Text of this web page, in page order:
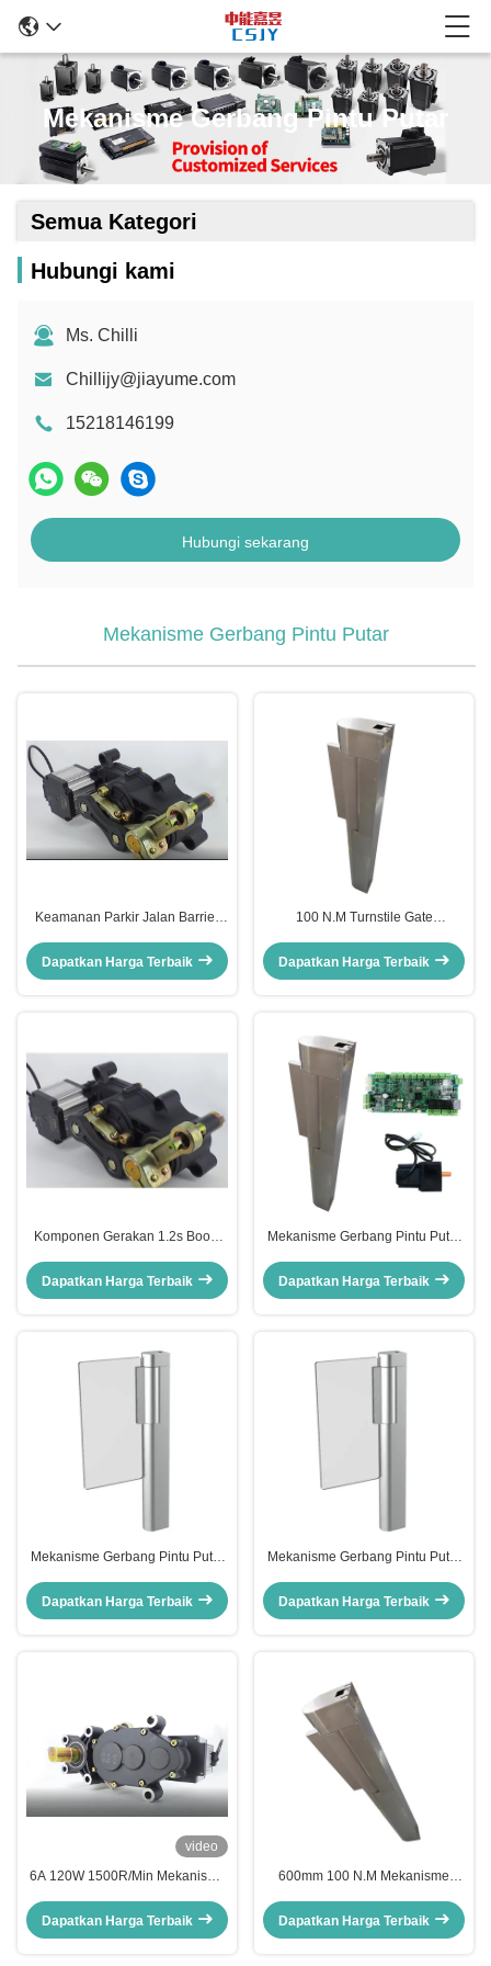
Mekanisme Gerbang Pintu Putar
Semua Kategori
Hubungi kami
Ms. Chilli
Chillijy@jiayume.com
15218146199
Hubungi sekarang
Mekanisme Gerbang Pintu Putar
Keamanan Parkir Jalan Barrier
Servo Motor
Dapatkan Harga Terbaik
100 N.M Turnstile Gate
Barrier Gate Mekanisme
Dapatkan Harga Terbaik
Komponen Gerakan 1.2s Boom
Controller
Dapatkan Harga Terbaik
Mekanisme Gerbang Pintu Putar
Komponen Transmisi Motor yang
Cocok
Dapatkan Harga Terbaik
Mekanisme Gerbang Pintu Putar
Pengereman 100 N.M
Dapatkan Harga Terbaik
Mekanisme Gerbang Pintu Putar
Pembukaan Gerbang Ayun 0.3s
Dapatkan Harga Terbaik
video
6A 120W 1500R/Min Mekanisme
Encoder Core Motor
Dapatkan Harga Terbaik
600mm 100 N.M Mekanisme
Gerbang Otomatis
Dapatkan Harga Terbaik